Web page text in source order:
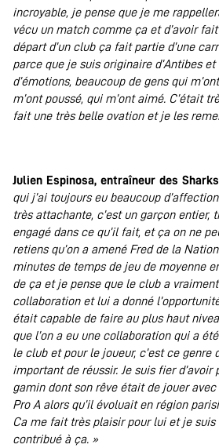
incroyable, je pense que je me
vécu un match comme ça et d’avoir fait
départ d’un club ça fait partie d’une
parce que je suis originaire d’Antibes
d’émotions, beaucoup de gens qui
m’ont poussé, qui m’ont aimé. C’était
fait une très belle ovation et je les
Julien Espinosa, entraîneur des
qui j’ai toujours eu beaucoup
très attachante, c’est un garçon entier,
engagé dans ce qu’il fait, et ça on ne
retiens qu’on a amené Fred de la
minutes de temps de jeu de moyenne
de ça et je pense que le club a
collaboration et lui a donné
était capable de faire au plus haut
que l’on a eu une collaboration qui a
le club et pour le joueur, c’est ce genre
important de réussir. Je suis fier
gamin dont son rêve était de jouer
Pro A alors qu’il évoluait en région
Ca me fait très plaisir pour lui et je suis
contribué à ça. »